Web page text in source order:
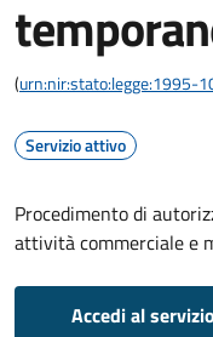
(urn:nir:stato:legge:1995-
Servizio attivo
Procedimento di
attività commerciale e
Accedi al servizio